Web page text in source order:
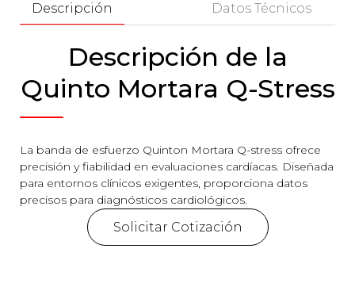
Descripción Datos Técnicos
Descripción de la
Quinto Mortara Q-Stress
La banda de esfuerzo Quinton Mortara Q-stress ofrece
precisión y fiabilidad en evaluaciones cardíacas. Diseñada
para entornos clínicos exigentes, proporciona datos
precisos para diagnósticos cardiológicos.
Solicitar Cotización